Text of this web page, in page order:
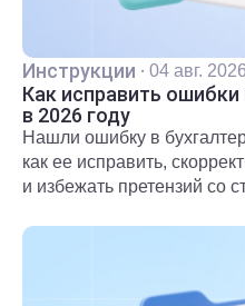
Инструкции · 04 авг. 2026
Как исправить ошибки
в 2026 году
Нашли ошибку в
как ее исправить,
и избежать претензий со